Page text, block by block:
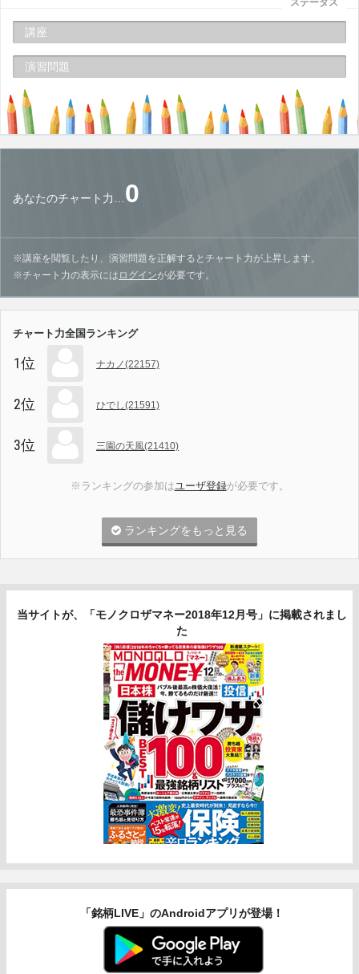
ステータス
講座
演習問題
あなたのチャート力… 0
※講座を閲覧したり、演習問題を正解するとチャート力が上昇します。
※チャート力の表示には ログインが必要です。
チャート力全国ランキング
1位 ナカノ(22157)
2位 ひでし(21591)
3位 三園の天風(21410)
※ランキングの参加はユーザ登録が必要です。
ランキングをもっと見る
当サイトが、「モノクロザマネー2018年12月号」に掲載されまし
た
「銘柄LIVE」のAndroidアプリが登場！